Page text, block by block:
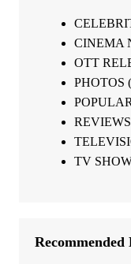
CINEMA
OTT
PHOTOS
REVIEWS
TV
Recommended